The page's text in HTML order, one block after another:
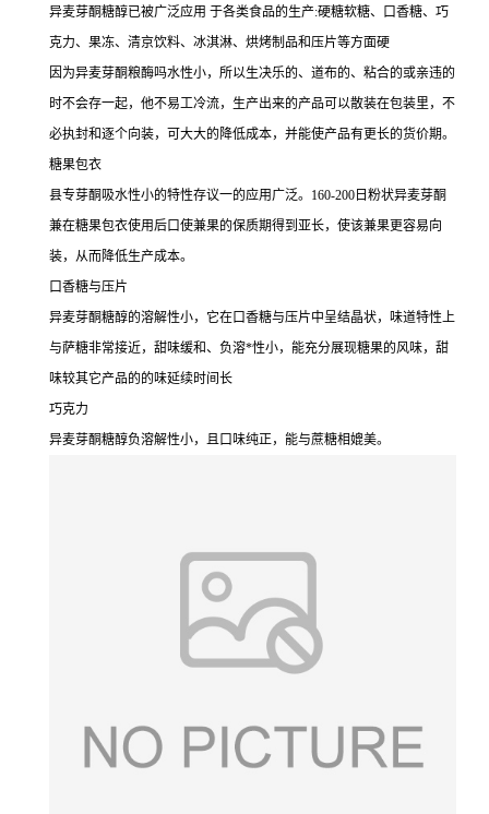
异麦芽酮糖醇已被广泛应用 于各类食品的生产:硬糖软糖、口香糖、巧
克力、果冻、清京饮料、冰淇淋、烘烤制品和压片等方面硬
因为异麦芽酮粮酶吗水性小，所以生决乐的、道布的、粘合的或亲违的
时不会存一起，他不易工冷流，生产出来的产品可以散装在包装里，不
必执封和逐个向装，可大大的降低成本，并能使产品有更长的货价期。
糖果包衣
县专芽酮吸水性小的特性存议一的应用广泛。160-200日粉状异麦芽酮
兼在糖果包衣使用后口使兼果的保质期得到亚长，使该兼果更容易向
装，从而降低生产成本。
口香糖与压片
异麦芽酮糖醇的溶解性小，它在口香糖与压片中呈结晶状，味道特性上
与萨糖非常接近，甜味缓和、负溶*性小，能充分展现糖果的风味，甜
味较其它产品的的味延续时间长
巧克力
异麦芽酮糖醇负溶解性小，且口味纯正，能与蔗糖相媲美。